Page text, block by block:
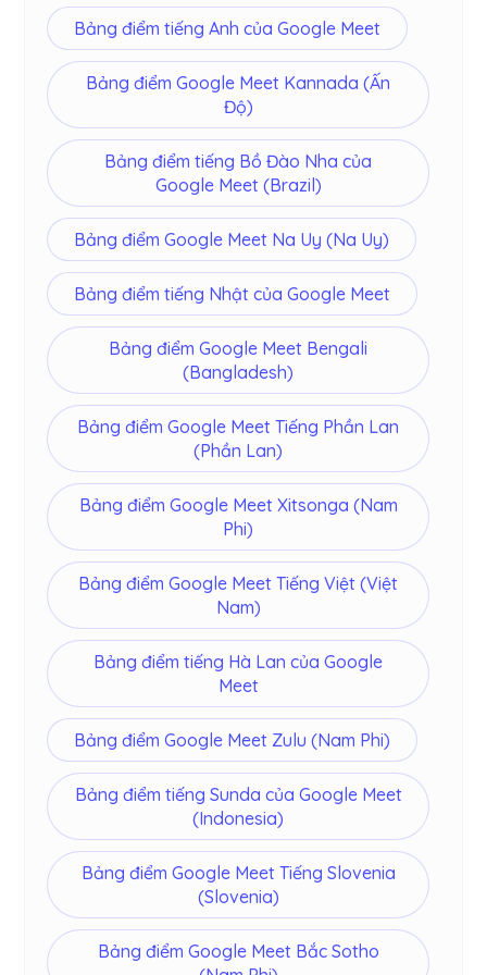
Bảng điểm tiếng Anh của Google Meet
Bảng điểm Google Meet Kannada (Ấn
Độ)
Bảng điểm tiếng Bồ Đào Nha của
Google Meet (Brazil)
Bảng điểm Google Meet Na Uy (Na Uy)
Bảng điểm tiếng Nhật của Google Meet
Bảng điểm Google Meet Bengali
(Bangladesh)
Bảng điểm Google Meet Tiếng Phần Lan
(Phần Lan)
Bảng điểm Google Meet Xitsonga (Nam
Phi)
Bảng điểm Google Meet Tiếng Việt (Việt
Nam)
Bảng điểm tiếng Hà Lan của Google
Meet
Bảng điểm Google Meet Zulu (Nam Phi)
Bảng điểm tiếng Sunda của Google Meet
(Indonesia)
Bảng điểm Google Meet Tiếng Slovenia
(Slovenia)
Bảng điểm Google Meet Bắc Sotho